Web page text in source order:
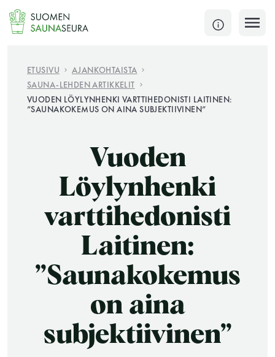
Siirry
sisältöön
SULJE
Jokaisen kuun 1. lauantai on jaettu ja jokaisen kuun
1. maanantai huoltomaanantai
JÄSENSIVUT
ETUSIVU
AJANKOHTAISTA
SAUNA-LEHDEN ARTIKKELIT
VUODEN LÖYLYNHENKI VARTTIHEDONISTI LAITINEN:
”SAUNAKOKEMUS ON AINA SUBJEKTIIVINEN”
Vuoden
Löylynhenki
varttihedonisti
Laitinen:
”Saunakokemus
on aina
subjektiivinen”